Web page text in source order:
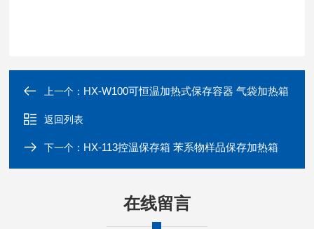
上一个： HX-W100可恒温加热式保存容器 气袋加热箱
返回列表
下一个： HX-113控温保存箱 苯系物样品保存加热箱
在线留言